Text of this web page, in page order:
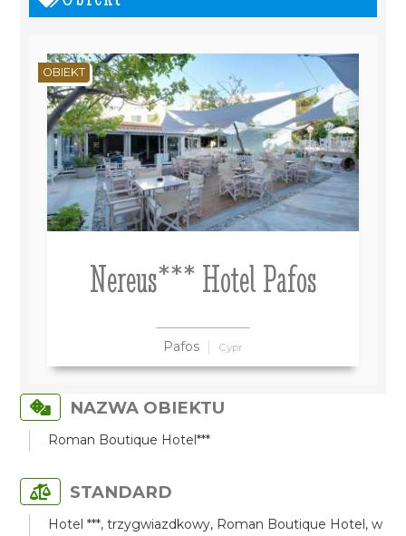
Nereus*** Hotel Pafos
Pafos Cypr
OBIEKT
NAZWA OBIEKTU
Roman Boutique Hotel***
STANDARD
Hotel ***, trzygwiazdkowy, Roman Boutique Hotel, w